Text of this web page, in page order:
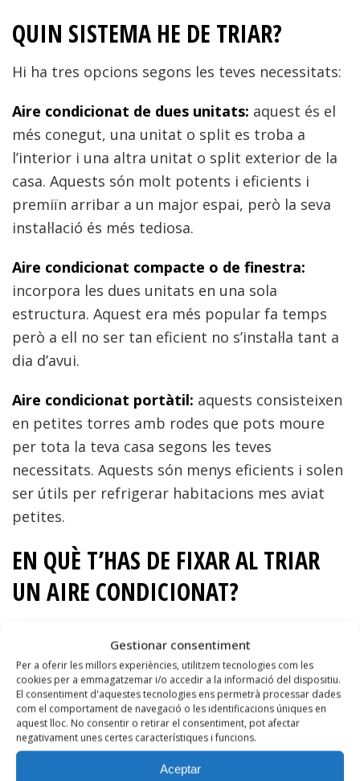
Gestionar consentiment
Per a oferir les millors experiències, utilitzem tecnologies com les
cookies per a emmagatzemar i/o accedir a la informació del dispositiu.
El consentiment d'aquestes tecnologies ens permetrà processar dades
com el comportament de navegació o les identificacions úniques en
aquest lloc. No consentir o retirar el consentiment, pot afectar
negativament unes certes característiques i funcions.
Aceptar
QUIN SISTEMA HE DE TRIAR?
Hi ha tres opcions segons les teves necessitats:
Aire condicionat de dues unitats: aquest és el
més conegut, una unitat o split es troba a
l’interior i una altra unitat o split exterior de la
casa. Aquests són molt potents i eficients i
premiïn arribar a un major espai, però la seva
instal·lació és més tediosa.
Aire condicionat compacte o de finestra:
incorpora les dues unitats en una sola
estructura. Aquest era més popular fa temps
però a ell no ser tan eficient no s’instal·la tant a
dia d’avui.
Aire condicionat portàtil: aquests consisteixen
en petites torres amb rodes que pots moure
per tota la teva casa segons les teves
necessitats. Aquests són menys eficients i solen
ser útils per refrigerar habitacions mes aviat
petites.
EN QUÈ T’HAS DE FIXAR AL TRIAR
UN AIRE CONDICIONAT?
que influiran també en aquesta decisió:
La qualificació energètica del nostre
immoble: el nivell d’aïllament dels murs i
sòls farà que perdem més o menys fred en
més o menys temps, això repercutirà en